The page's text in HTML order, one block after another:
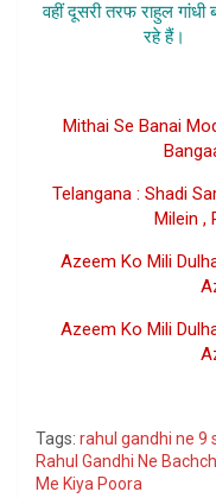
वहीं दूसरी तरफ राहुल
रहे हैं।
Mithai Se Banai
Telangana : Shadi
Milein ,
Azeem Ko Mili
Azeem Ko Mili
Tags: rahul gandhi ne 9
Rahul Gandhi Ne
Me Kiya Poora